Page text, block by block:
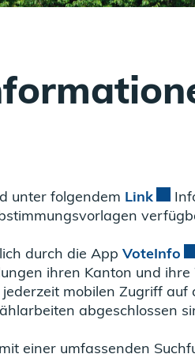
unter folgendem Link
durch die App VoteInfo
ihren Kanton und
mobilen Zugriff
abgeschlossen
einer umfassenden